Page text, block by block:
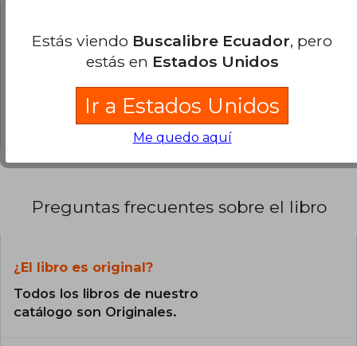
0% (0)
0% (0)
0% (0)
0% (0)
Preguntas frecuentes sobre el libro
¿El libro es original?
Todos los libros de nuestro
catálogo son Originales.
Estás viendo Buscalibre Ecuador, pero
estás en Estados Unidos
Ir a Estados Unidos
Me quedo aquí